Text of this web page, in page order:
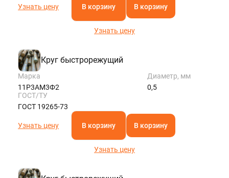
Узнать цену В корзину В корзину
Узнать цену
Круг быстрорежущий
Марка
11Р3АМ3Ф2
Диаметр, мм
0,5
ГОСТ/ТУ
ГОСТ 19265-73
Узнать цену В корзину В корзину
Узнать цену